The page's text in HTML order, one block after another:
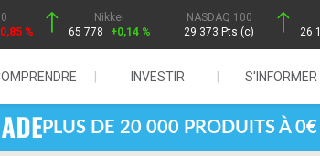
%
Nikkei
65 778
+0,14 %
NASDAQ 100
29 373 Pts (c)
26
INVESTIR S'INFORMER
PLUS DE 20 000 PRODUITS À